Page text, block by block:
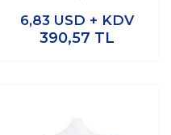
Sky Top Humidifier
Beyaz H-16
6,83 USD + KDV
390,57 TL